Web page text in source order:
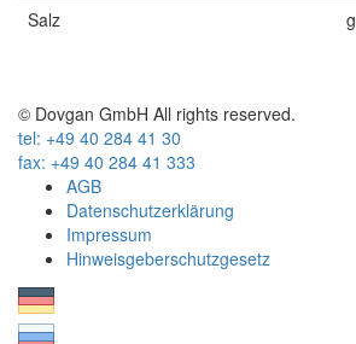
Salz
g
© Dovgan GmbH All rights reserved.
tel: +49 40 284 41 30
fax: +49 40 284 41 333
AGB
Datenschutzerklärung
Impressum
Hinweisgeberschutzgesetz